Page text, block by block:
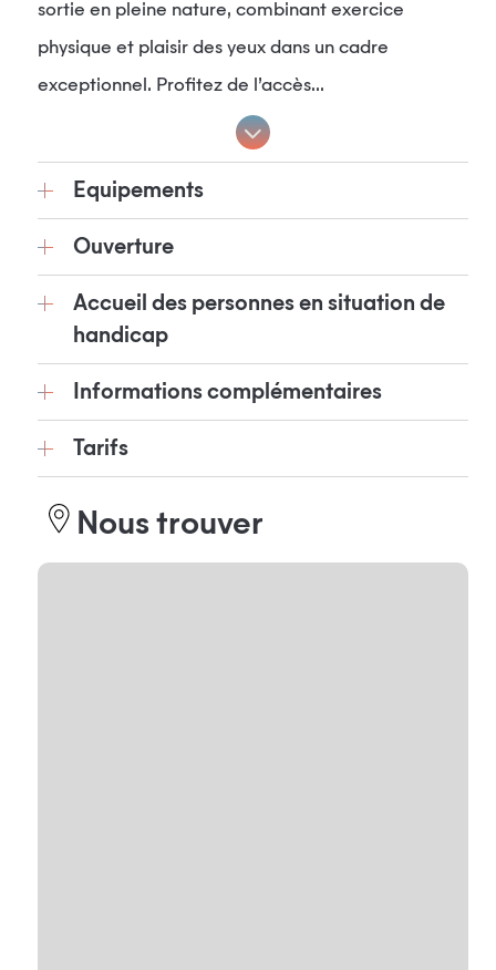
sortie en pleine nature, combinant exercice
physique et plaisir des yeux dans un cadre
exceptionnel. Profitez de l’accès...
Equipements
Ouverture
Accueil des personnes en situation de
handicap
Informations complémentaires
Tarifs
Nous trouver